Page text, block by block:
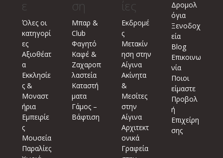
ε
Όλες οι
κατηγορί
ες
Αξιοθέατ
α
Εκκλησίε
ς &
Μοναστ
ήρια
Εμπειρίε
ς
Μουσεία
Παραλίες
ση
Μπαρ &
Club
Φαγητό
Καφέ &
Ζαχαροπ
λαστεία
Καταστή
ματα
Γάμος –
Βάφτιση
ίες
Εκδρομέ
ς
Μετακίν
ηση στην
Αίγινα
Ακίνητα
&
Μεσίτες
στην
Αίγινα
Αρχιτεκτ
ονικά
Γραφεία
Δρομολ
όγια
Ξενοδοχ
εία
Blog
Επικοινω
νία
Ποιοι
είμαστε
Προβολ
ή
Επιχείρη
σης